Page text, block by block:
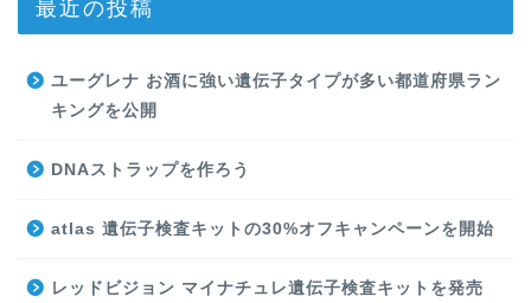
最近の投稿
ユーグレナ お酒に強い遺伝子タイプが多い都道府県ラン
キングを公開
DNAストラップを作ろう
atlas 遺伝子検査キットの30%オフキャンペーンを開始
レッドビジョン マイナチュレ遺伝子検査キットを発売